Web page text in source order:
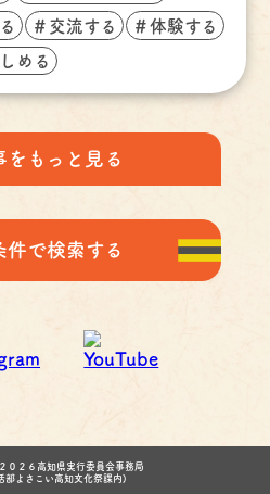
＃交流する ＃体験する
める
をもっと見る
件で検索する
０２６高知県実行委員会事務局
部よさこい高知文化祭課内)